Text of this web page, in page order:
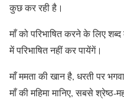
कुछ कर रही है।
माँ को परिभाषित करने के लिए
में परिभाषित नहीं कर पायेंगें।
माँ ममता की खान है, धरती पर
माँ की महिमा मानिए, सबसे श्रेष्ठ-